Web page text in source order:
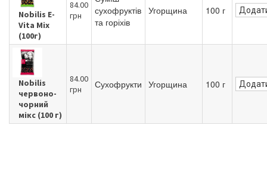
Nobilis E-
Vita Mix
(100г)
84.00
грн
сухофруктів
та горіхів
Угорщина 100 г
Nobilis
червоно-
чорний
мікс (100 г)
84.00
грн
Сухофрукти Угорщина 100 г